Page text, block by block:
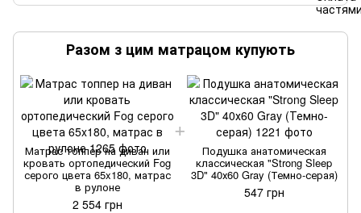
Разом з цим матрацом купують
Матрас топпер на диван или
кровать ортопедический Fog
серого цвета 65x180, матрас
в рулоне
2 554 грн
Подушка анатомическая
классическая "Strong Sleep
3D" 40х60 Gray (Темно-серая)
547 грн